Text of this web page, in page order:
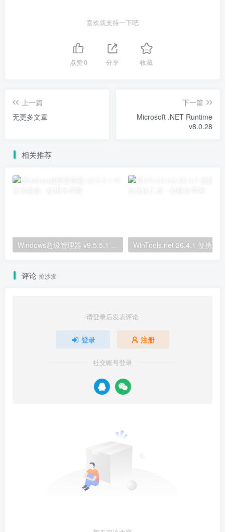
喜欢就支持一下吧
点赞0 分享 收藏
上一篇
无更多文章
下一篇
Microsoft .NET Runtime
v8.0.28
相关推荐
Windows超级管理器 v9.5.5.1 中文绿色版
评论 抢沙发
请登录后发表评论
登录 注册
社交账号登录